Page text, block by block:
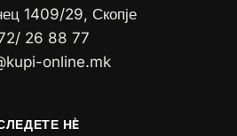
1409/29, Скопје
26 88 77
online.mk